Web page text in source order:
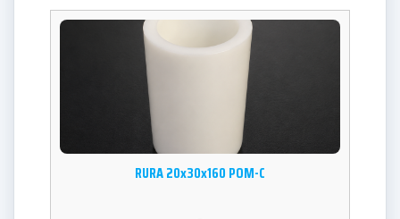
RURA 20x30x160 POM-C